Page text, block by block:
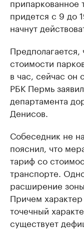
придется с 9 до
начнут
Предполагается,
стоимости
в час, сейчас он
РБК Пермь
департамента
Денисов.
Собеседник не
пояснил, что
тариф со
транспорте.
расширение
Причем
точечный
существует